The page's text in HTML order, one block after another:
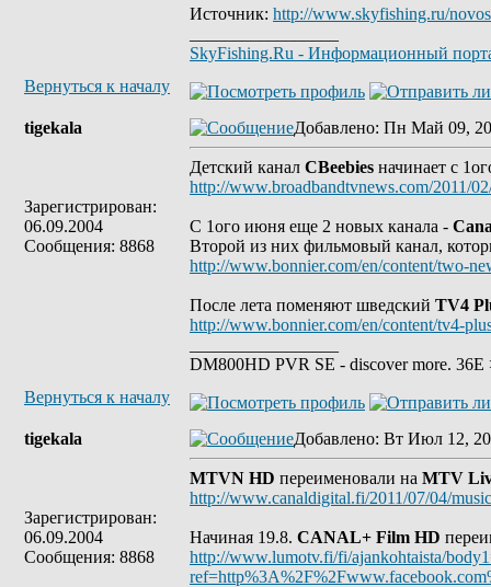
Источник: http://www.skyfishing.ru/
SkyFishing.Ru - Информационный
Вернуться к началу
tigekala
Зарегистрирован:
06.09.2004
Сообщения: 8868
Добавлено: Пн Май 09,
Детский канал CBeebies начинает с
http://www.broadbandtvnews.com/2011/
C 1ого июня еще 2 новых канала -
Второй из них фильмовый канал,
http://www.bonnier.com/en/content/two-
После лета поменяют шведский TV4
http://www.bonnier.com/en/content/tv4-
DM800HD PVR SE - discover more.
Вернуться к началу
tigekala
Зарегистрирован:
06.09.2004
Сообщения: 8868
Добавлено: Вт Июл 12,
MTVN HD переименовали на MTV
http://www.canaldigital.fi/2011/07/04/
Начиная 19.8. CANAL+ Film HD
http://www.lumotv.fi/fi/ajankohtaista/